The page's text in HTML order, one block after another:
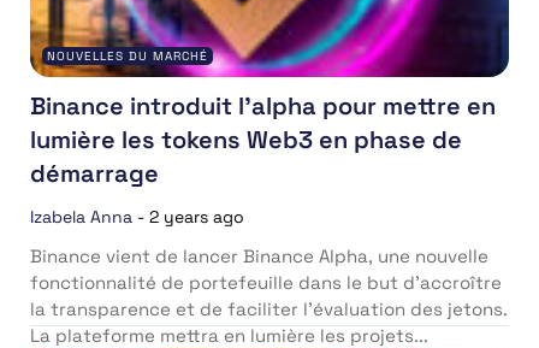
NOUVELLES DU MARCHÉ
Binance introduit l’alpha pour mettre en
lumière les tokens Web3 en phase de
démarrage
Izabela Anna - 2 years ago
Binance vient de lancer Binance Alpha, une nouvelle
fonctionnalité de portefeuille dans le but d’accroître
la transparence et de faciliter l’évaluation des jetons.
La plateforme mettra en lumière les projets...